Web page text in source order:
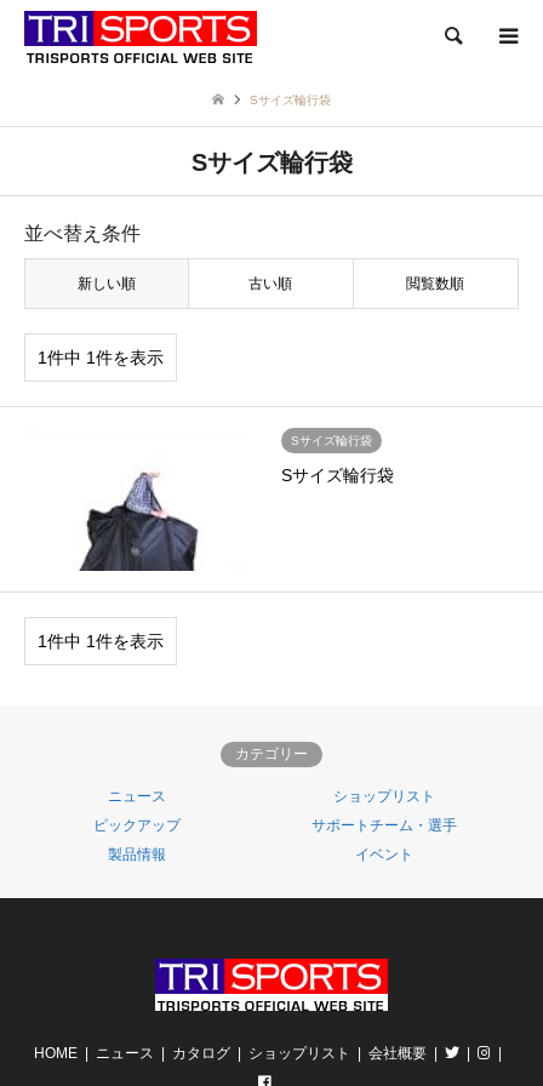
検索
Sサイズ輪行袋
Sサイズ輪行袋
並べ替え条件
新しい順 古い順 閲覧数順
1件中 1件を表示
Sサイズ輪行袋
Sサイズ輪行袋
1件中 1件を表示
カテゴリー
ニュース
ショップリスト
ピックアップ
サポートチーム・選手
製品情報
イベント
HOME ニュース カタログ ショップリスト 会社概要